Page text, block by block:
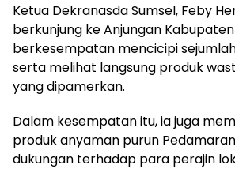
Ketua Dekranasda Sumsel, Feby
berkunjung ke Anjungan Kabupaten
berkesempatan mencicipi
serta melihat langsung produk
yang dipamerkan.
Dalam kesempatan itu, ia juga
produk anyaman purun
dukungan terhadap para perajin